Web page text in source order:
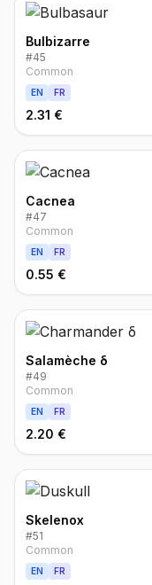
Bulbizarre
#45
Common
EN FR
2.31 €
Cacnea
#47
Common
EN FR
0.55 €
Salamèche δ
#49
Common
EN FR
2.20 €
Skelenox
#51
Common
EN FR